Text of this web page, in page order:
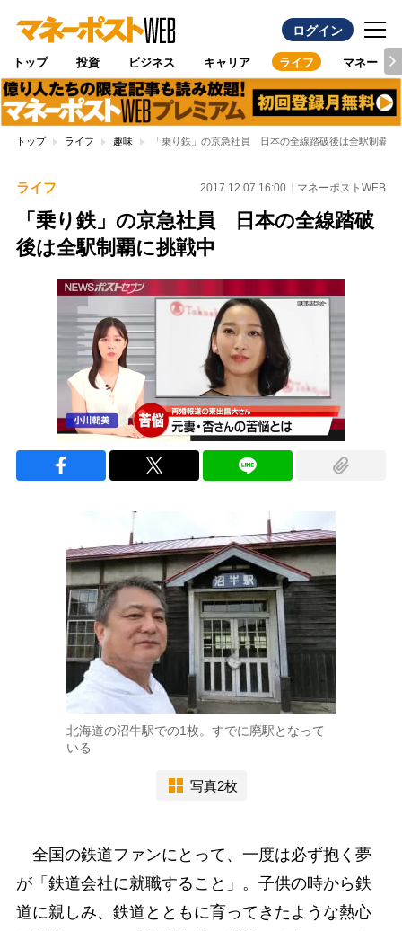
ログイン
トップ 投資 ビジネス キャリア ライフ マネー
トップ ライフ 趣味 「乗り鉄」の京急社員 日本の全線踏破後は全駅制覇に
ライフ 2017.12.07 16:00 マネーポストWEB
「乗り鉄」の京急社員 日本の全線踏破
後は全駅制覇に挑戦中
北海道の沼牛駅での1枚。すでに廃駅となって
いる
写真2枚
全国の鉄道ファンにとって、一度は必ず抱く夢
が「鉄道会社に就職すること」。子供の時から鉄
道に親しみ、鉄道とともに育ってきたような熱心